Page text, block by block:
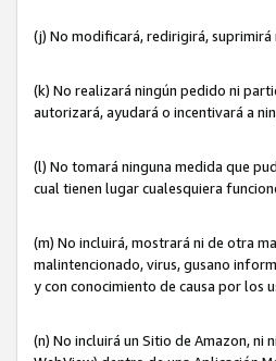
(j) No modificará, redirigirá,
(k) No realizará ningún pedido ni
autorizará, ayudará o incentivará a
(l) No tomará ninguna medida que
cual tienen lugar cualesquiera
(m) No incluirá, mostrará ni de otra
malintencionado, virus, gusano
y con conocimiento de causa por los
(n) No incluirá un Sitio de Amazon,